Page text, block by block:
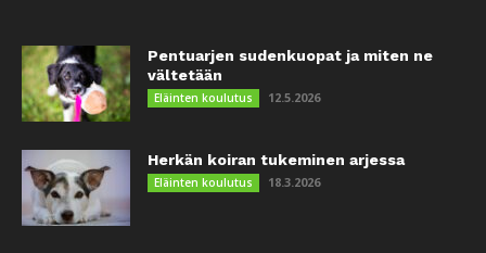
Pentuarjen sudenkuopat ja miten ne
vältetään
Eläinten koulutus 12.5.2026
Herkän koiran tukeminen arjessa
Eläinten koulutus 18.3.2026